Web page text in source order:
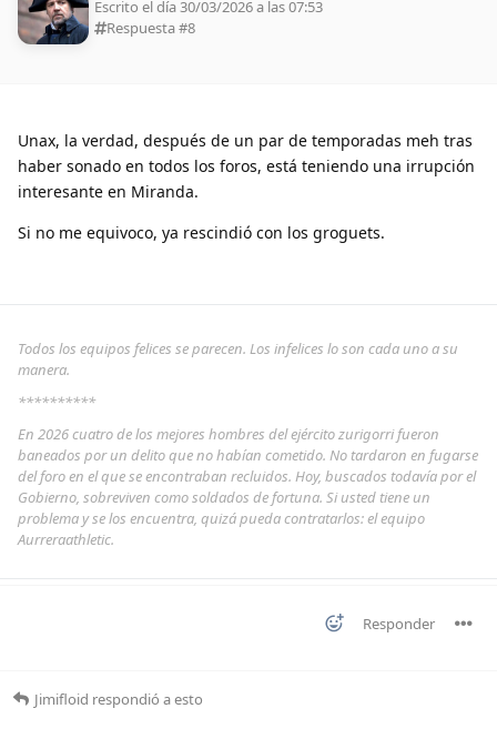
Escrito el día 30/03/2026 a las 07:53
Respuesta #8
Unax, la verdad, después de un par de temporadas meh tras
haber sonado en todos los foros, está teniendo una irrupción
interesante en Miranda.
Si no me equivoco, ya rescindió con los groguets.
Todos los equipos felices se parecen. Los infelices lo son cada uno a su
manera.
**********
En 2026 cuatro de los mejores hombres del ejército zurigorri fueron
baneados por un delito que no habían cometido. No tardaron en fugarse
del foro en el que se encontraban recluidos. Hoy, buscados todavía por el
Gobierno, sobreviven como soldados de fortuna. Si usted tiene un
problema y se los encuentra, quizá pueda contratarlos: el equipo
Aurreraathletic.
Responder
Jimifloid respondió a esto